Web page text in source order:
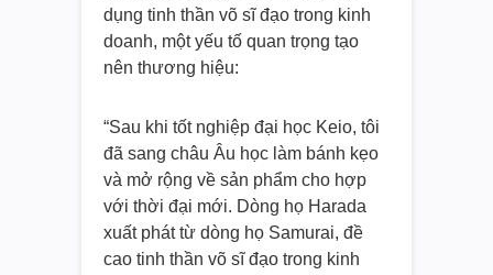
dụng tinh thần võ sĩ đạo trong kinh
doanh, một yếu tố quan trọng tạo
nên thương hiệu:
“Sau khi tốt nghiệp đại học Keio, tôi
đã sang châu Âu học làm bánh kẹo
và mở rộng về sản phẩm cho hợp
với thời đại mới. Dòng họ Harada
xuất phát từ dòng họ Samurai, đề
cao tinh thần võ sĩ đạo trong kinh